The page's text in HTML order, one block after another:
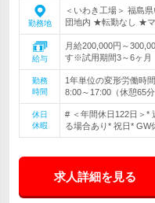
勤務地
＜いわき工場＞ 福島
団地内 ★転勤なし ★
給与
月給200,000円～
す※試用期間3～6ヶ月
勤務
時間
1年単位の変形労働時
8:00～17:00（休憩65
休日
休暇
# ＜年間休日122日＞*
る場合あり* 祝日* GW
求人詳細を見る